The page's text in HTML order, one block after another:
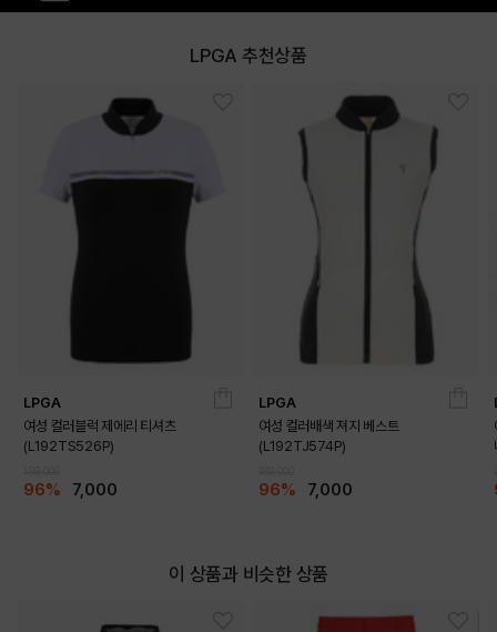
LPGA 추천상품
LPGA
여성 컬러블럭 제에리 티셔츠
(L192TS526P)
96% 7,000
LPGA
여성 컬러배색 져지 베스트
(L192TJ574P)
96% 7,000
이 상품과 비슷한 상품